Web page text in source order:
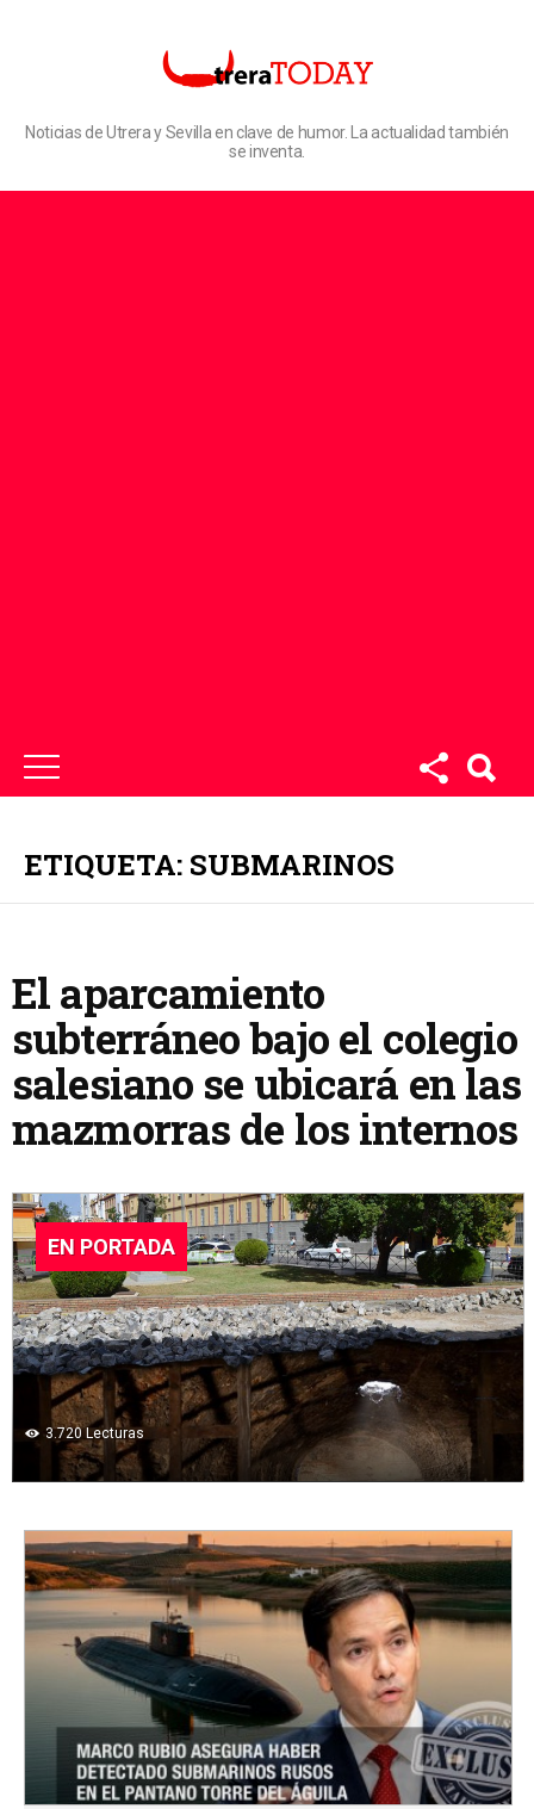
Noticias de Utrera y Sevilla en clave de humor. La actualidad también
se inventa.
ETIQUETA: SUBMARINOS
El aparcamiento
subterráneo bajo el colegio
salesiano se ubicará en las
mazmorras de los internos
EN PORTADA
3.720Lecturas